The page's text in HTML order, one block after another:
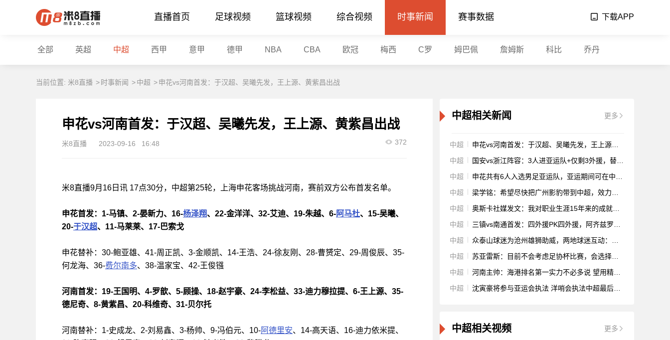
直播首页 足球视频 篮球视频 综合视频 时事新闻 赛事数据 下载APP
全部 英超 中超 西甲 意甲 德甲 NBA CBA 欧冠 梅西 C罗 姆巴佩 詹姆斯 科比 乔丹
当前位置: 米8直播 > 时事新闻 >中超 >申花vs河南首发：于汉超、吴曦先发，王上源、黄紫昌出战
申花vs河南首发：于汉超、吴曦先发，王上源、黄紫昌出战
米8直播 2023-09-16 16:48 372
米8直播9月16日讯 17点30分，中超第25轮，上海申花客场挑战河南，赛前双方公布首发名单。
申花首发：1-马镇、2-晏新力、16-杨泽翔、22-金洋洋、32-艾迪、19-朱越、6-阿马杜、15-吴曦、
20-于汉超、11-马莱莱、17-巴索戈
申花替补：30-鲍亚雄、41-周正凯、3-金顺凯、14-王浩、24-徐友刚、28-曹赟定、29-周俊辰、35-
何龙海、36-费尔南多、38-温家宝、42-王俊镪
河南首发：19-王国明、4-罗歆、5-顾操、18-赵宇豪、24-李松益、33-迪力穆拉提、6-王上源、35-
德尼奇、8-黄紫昌、20-科维奇、31-贝尔托
河南替补：1-史成龙、2-刘易鑫、3-杨帅、9-冯伯元、10-阿德里安、14-高天语、16-迪力依米提、
中超相关新闻 更多
中超
申花vs河南首发：于汉超、吴曦先发，王上源、黄紫昌出战
中超
国安vs浙江阵容：3人进亚运队+仅剩3外援，替补席恐难坐满
中超
申花共有6人入选男足亚运队，亚运期间可在中超享受补偿政策
中超
梁学铭：希望尽快把广州影豹带到中超，效力家乡球队是最值得的事
中超
奥斯卡社媒发文：我对职业生涯15年来的成就和付出感到非常自豪
中超
三镇vs南通首发：四外援PK四外援，阿齐兹罗马里奥先发，马尔康替补
中超
众泰山球迷为沧州雄狮助威，两地球迷互动：欢迎山东，感谢沧州
中超
苏亚雷斯：目前不会考虑足协杯比赛，会选择最好的11名球员上场
中超
河南主帅：海港排名第一实力不必多说 望用精彩表现为俱乐部庆生
中超
沈寅豪将参与亚运会执法 洋哨会执法中超最后几轮关键场次
中超相关视频 更多